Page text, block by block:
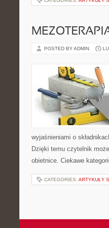
POSTED BY ADMIN
wyjaśnieniami o
Dzięki temu czytelnik
obietnice. Ciekawe
CATEGORIES: ARTYKUŁY